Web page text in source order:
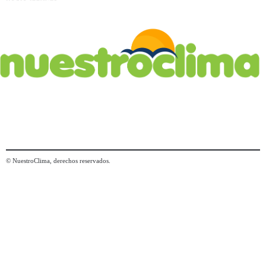
© NuestroClima, derechos reservados.